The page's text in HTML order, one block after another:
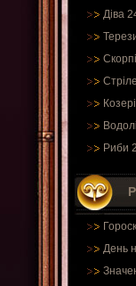
Діва
Риби
День